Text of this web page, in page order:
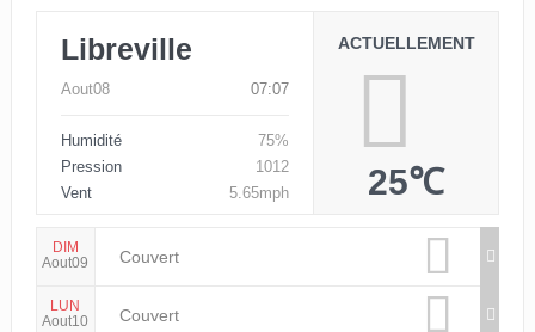
Libreville
Aout08 07:07
Humidité
75%
Pression
1012
Vent
5.65mph
ACTUELLEMENT
25℃
DIM
Aout09
Couvert
LUN
Aout10
Couvert